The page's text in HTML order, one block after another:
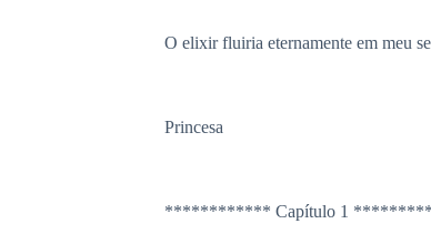
O elixir fluiria eternamente em meu
Princesa
************ Capítulo 1